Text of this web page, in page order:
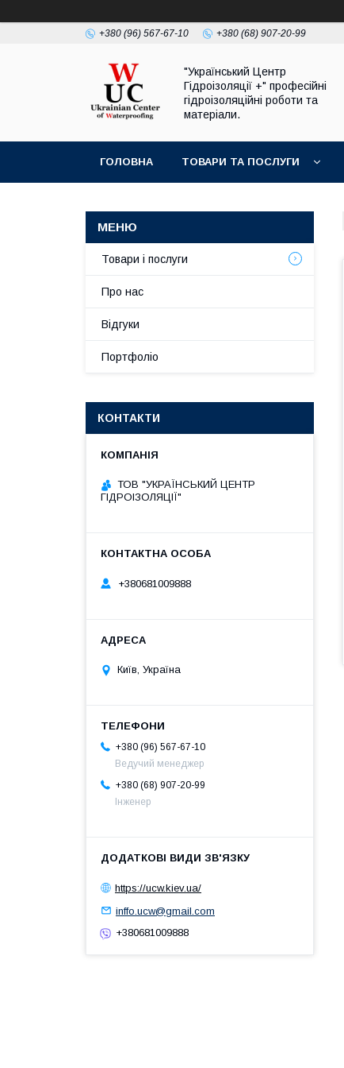
+380 (96) 567-67-10 +380 (68) 907-20-99
"Український Центр
Гідроізоляції +" професійні
гідроізоляційні роботи та
матеріали.
ГОЛОВНА ТОВАРИ ТА ПОСЛУГИ
Товари і послуги
Про нас
Відгуки
Портфоліо
КОНТАКТИ
ТОВ "УКРАЇНСЬКИЙ ЦЕНТР
ГІДРОІЗОЛЯЦІЇ"
+380681009888
Київ, Україна
+380 (96) 567-67-10
Ведучий менеджер
+380 (68) 907-20-99
Інженер
https://ucw.kiev.ua/
inffo.ucw@gmail.com
+380681009888